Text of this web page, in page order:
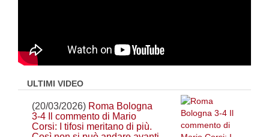
ULTIMI VIDEO
(20/03/2026) Roma Bologna
3-4 Il commento di Mario
Corsi: I tifosi meritano di più.